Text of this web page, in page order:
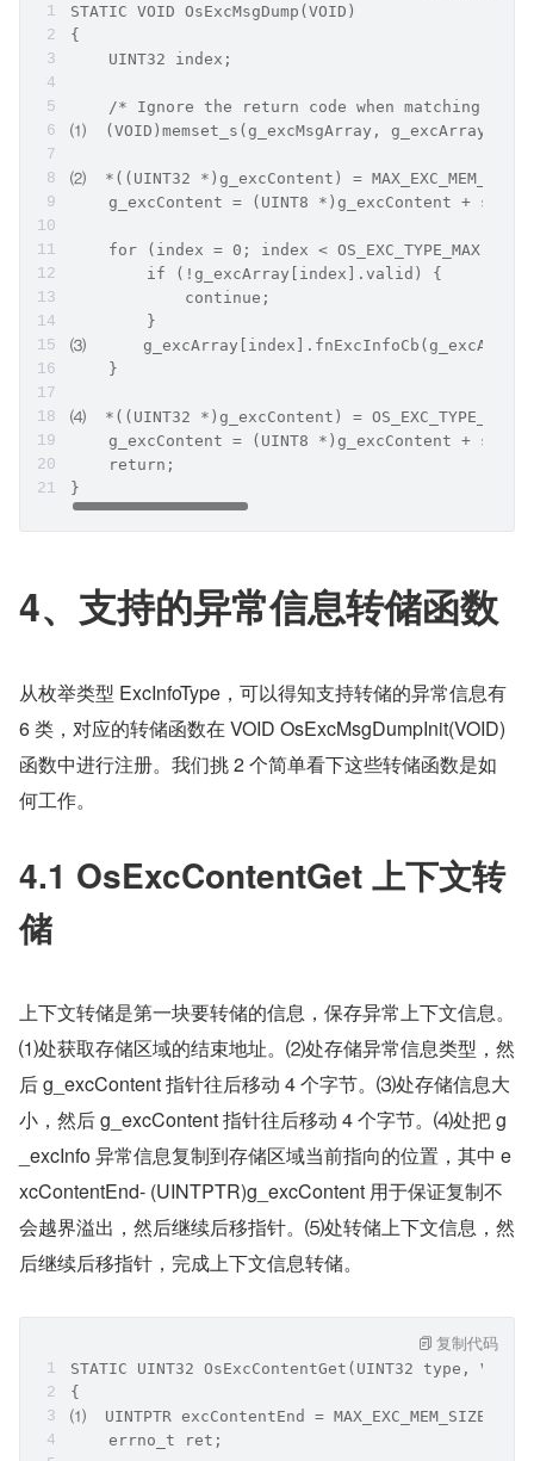
STATIC VOID OsExcMsgDump(VOID)
{
    UINT32 index;
/* Ignore the return code when matching
⑴  (VOID)memset_s(g_excMsgArray, g_excArraySize,
⑵  *((UINT32 *)g_excContent) =
g_excContent = (UINT8 *)g_excContent +
for (index = 0; index < OS_EXC_TYPE_MAX;
        if (!g_excArray[index].valid) {
            continue;
        }
⑶
    }
⑷  *((UINT32 *)g_excContent) = OS_EXC_TYPE_MAX;
g_excContent = (UINT8 *)g_excContent +
    return;
}
4、支持的异常信息转储函数
从枚举类型 ExcInfoType，可以得知支持转储的异常信息有
6 类，对应的转储函数在 VOID OsExcMsgDumpInit(VOID)
函数中进行注册。我们挑 2 个简单看下这些转储函数是如
何工作。
4.1 OsExcContentGet 上下文转
储
上下文转储是第一块要转储的信息，保存异常上下文信息。
⑴处获取存储区域的结束地址。⑵处存储异常信息类型，然
后 g_excContent 指针往后移动 4 个字节。⑶处存储信息大
小，然后 g_excContent 指针往后移动 4 个字节。⑷处把 g
_excInfo 异常信息复制到存储区域当前指向的位置，其中 e
xcContentEnd- (UINTPTR)g_excContent 用于保证复制不
会越界溢出，然后继续后移指针。⑸处转储上下文信息，然
后继续后移指针，完成上下文信息转储。
STATIC UINT32 OsExcContentGet(UINT32 type, VOID
{
⑴  UINTPTR excContentEnd = MAX_EXC_MEM_SIZE +
    errno_t ret;
复制代码